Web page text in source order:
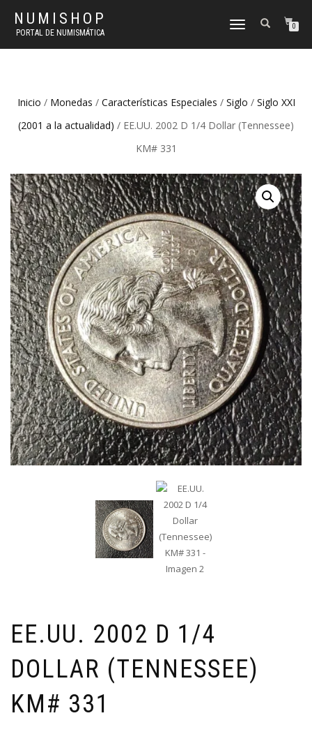
NUMISHOP
PORTAL DE NUMISMÁTICA
CAMBIAR
0
Inicio / Monedas / Características Especiales / Siglo / Siglo XXI
(2001 a la actualidad) / EE.UU. 2002 D 1/4 Dollar (Tennessee)
KM# 331
EE.UU. 2002 D 1/4
DOLLAR (TENNESSEE)
KM# 331